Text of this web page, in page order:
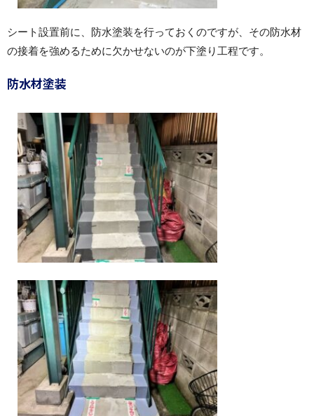
シート設置前に、防水塗装を行っておくのですが、その防水材
の接着を強めるために欠かせないのが下塗り工程です。
防水材塗装